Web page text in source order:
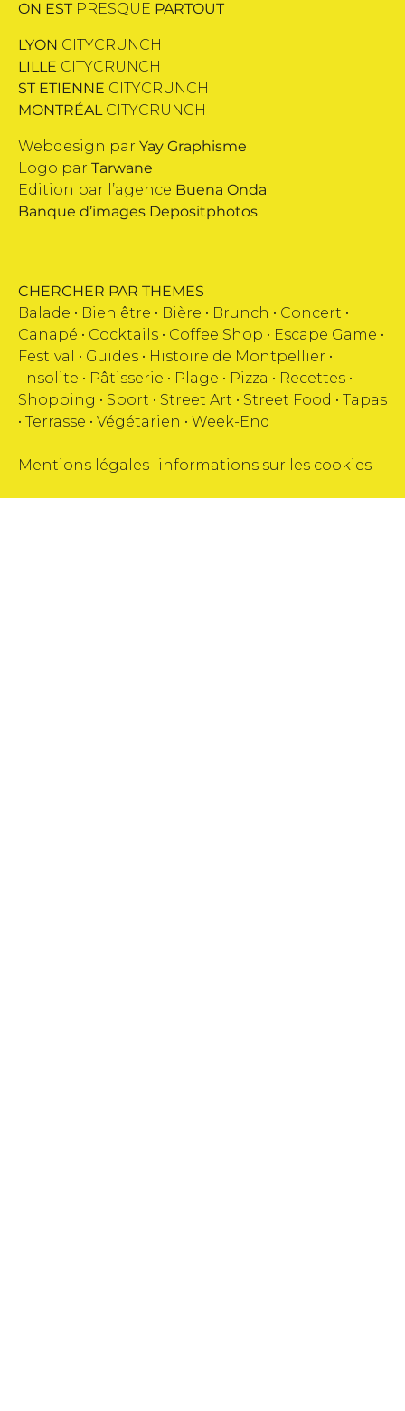
ON EST PRESQUE PARTOUT
LYON CITYCRUNCH
LILLE CITYCRUNCH
ST ETIENNE CITYCRUNCH
MONTRÉALCITYCRUNCH
Webdesign par Yay Graphisme
Logo par Tarwane
Edition par l’agence Buena Onda
Banque d’images Depositphotos
CHERCHER PAR THEMES
Balade • Bien être • Bière • Brunch • Concert •
Canapé • Cocktails • Coffee Shop • Escape Game •
Festival
• Guides • Histoire de Montpellier •
Insolite • Pâtisserie • Plage • Pizza • Recettes •
Shopping • Sport • Street Art • Street Food • Tapas
• Terrasse • Végétarien • Week-End
Mentions légales- informations sur les cookies